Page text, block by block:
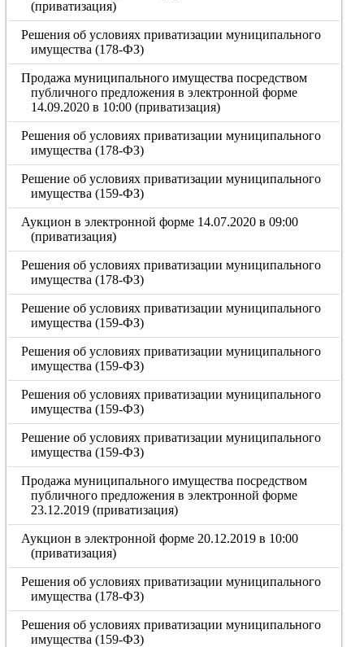
(приватизация)
Решения об условиях приватизации муниципального
имущества (178-ФЗ)
Продажа муниципального имущества посредством
публичного предложения в электронной форме
14.09.2020 в 10:00 (приватизация)
Решения об условиях приватизации муниципального
имущества (178-ФЗ)
Решение об условиях приватизации муниципального
имущества (159-ФЗ)
Аукцион в электронной форме 14.07.2020 в 09:00
(приватизация)
Решения об условиях приватизации муниципального
имущества (178-ФЗ)
Решение об условиях приватизации муниципального
имущества (159-ФЗ)
Решения об условиях приватизации муниципального
имущества (159-ФЗ)
Решения об условиях приватизации муниципального
имущества (159-ФЗ)
Решение об условиях приватизации муниципального
имущества (159-ФЗ)
Продажа муниципального имущества посредством
публичного предложения в электронной форме
23.12.2019 (приватизация)
Аукцион в электронной форме 20.12.2019 в 10:00
(приватизация)
Решения об условиях приватизации муниципального
имущества (178-ФЗ)
Решения об условиях приватизации муниципального
имущества (159-ФЗ)